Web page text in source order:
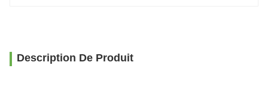
Description De Produit